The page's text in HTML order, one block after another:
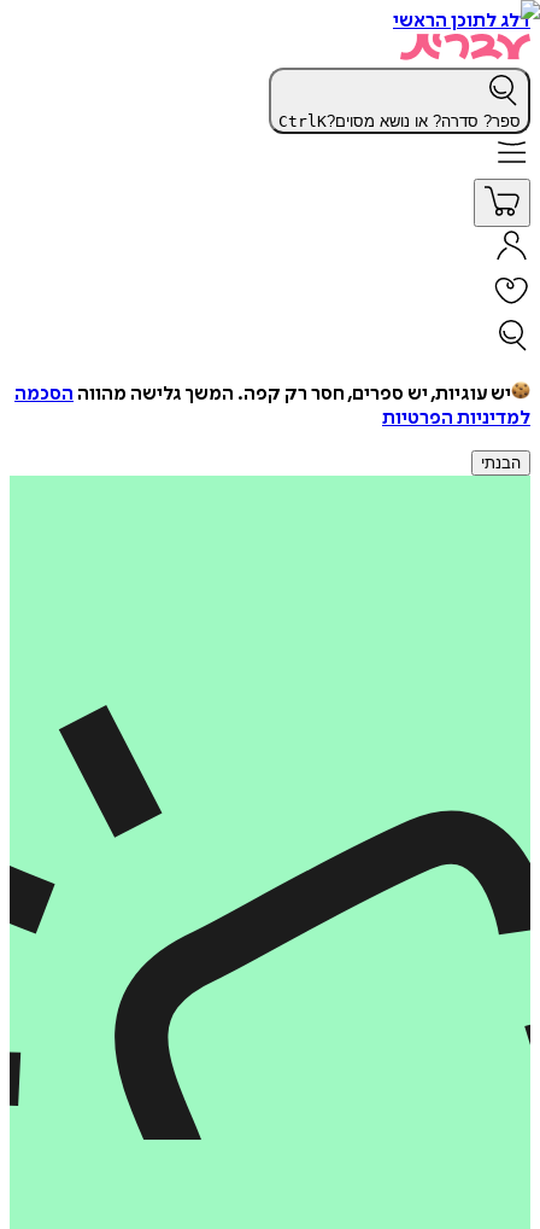
דלג לתוכן הראשי
ספר? סדרה? או נושא מסוים? CtrlK
יש עוגיות, יש ספרים, חסר רק קפה. המשך גלישה מהווה הסכמה
למדיניות הפרטיות
הבנתי